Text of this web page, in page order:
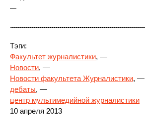
—
Тэги:
Факультет журналистики, —
Новости, —
Новости факультета Журналистики, —
дебаты, —
центр мультимедийной журналистики
10 апреля 2013